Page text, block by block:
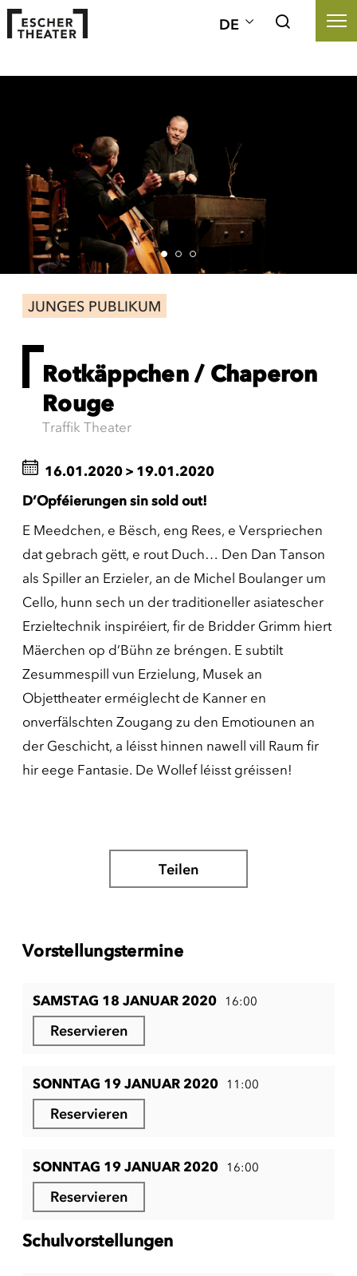
DE
JUNGES PUBLIKUM
Rotkäppchen / Chaperon
Rouge
Traffik Theater
16.01.2020 > 19.01.2020
D’Opféierungen sin sold out!
E Meedchen, e Bësch, eng Rees, e Verspriechen
dat gebrach gëtt, e rout Duch… Den Dan Tanson
als Spiller an Erzieler, an de Michel Boulanger um
Cello, hunn sech un der traditioneller asiatescher
Erzieltechnik inspiréiert, fir de Bridder Grimm hiert
Mäerchen op d’Bühn ze bréngen. E subtilt
Zesummespill vun Erzielung, Musek an
Objettheater erméiglecht de Kanner en
onverfälschten Zougang zu den Emotiounen an
der Geschicht, a léisst hinnen nawell vill Raum fir
hir eege Fantasie. De Wollef léisst gréissen!
Teilen
Vorstellungstermine
SAMSTAG 18 JANUAR 2020 16:00
Reservieren
SONNTAG 19 JANUAR 2020 11:00
Reservieren
SONNTAG 19 JANUAR 2020 16:00
Reservieren
Schulvorstellungen